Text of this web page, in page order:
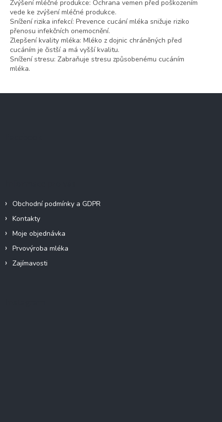
Zvýšení mléčné produkce: Ochrana vemen před poškozením
vede ke zvýšení mléčné produkce.
Snížení rizika infekcí: Prevence cucání mléka snižuje riziko
přenosu infekčních onemocnění.
Zlepšení kvality mléka: Mléko z dojnic chráněných před
cucáním je čistší a má vyšší kvalitu.
Snížení stresu: Zabraňuje stresu způsobenému cucáním
mléka.
Z
Obchodní podmínky a GDPR
Kontakty
Moje objednávka
Prvovýroba mléka
Zajímavosti